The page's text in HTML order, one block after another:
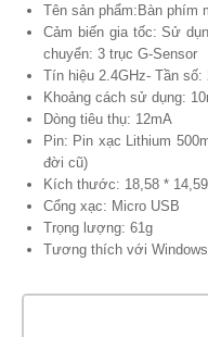
Tên sản phẩm:Bàn phím
Cảm biến gia tốc: Sử
chuyển: 3 trục G-Sensor
Tín hiệu 2.4GHz- Tần số:
Khoảng cách sử dụng:
Dòng tiêu thụ: 12mA
Pin: Pin xạc Lithium
đời cũ)
Kích thước: 18,58 *
Cổng xạc: Micro USB
Trọng lượng: 61g
Tương thích với